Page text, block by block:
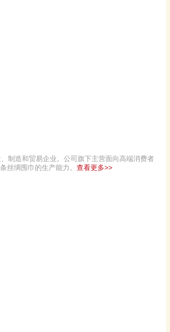
制造和贸易企业。公司旗下主营面向高端消费者
丝绸围巾的生产能力。 查看更多>>